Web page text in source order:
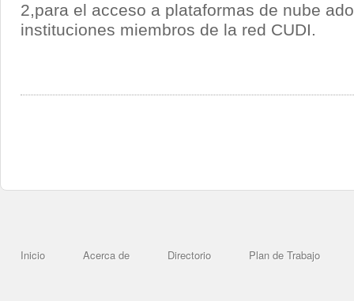
2,para el acceso a plataformas de nube
instituciones miembros de la red CUDI.
Inicio Acerca de Directorio Plan de Trabajo